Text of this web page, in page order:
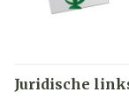
Juridische